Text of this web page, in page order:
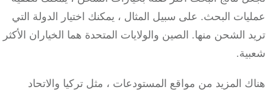
البحث.على سبيل المثال ، يمكنك اختيار الدولة التي
الشحن منها.الصين والولايات المتحدة هما الخياران الأكثر
المزيد من مواقع المستودعات ، مثل تركيا والاتحاد